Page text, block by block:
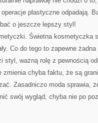
plastyczne odpadają.
o jeszcze lepszy styl!
Świetna kosmetyczka
Co do tego to zapewne
styl, ważną rolę z pewnością
zmienia chyba faktu, że są
Zasadniczo moda sprawia,
swój wygląd, chyba nie po